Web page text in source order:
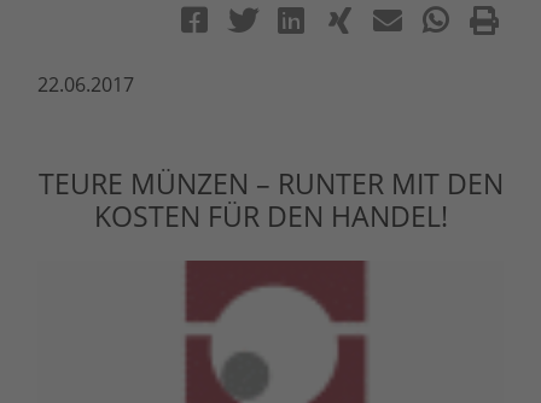
22.06.2017
TEURE MÜNZEN – RUNTER MIT DEN
KOSTEN FÜR DEN HANDEL!